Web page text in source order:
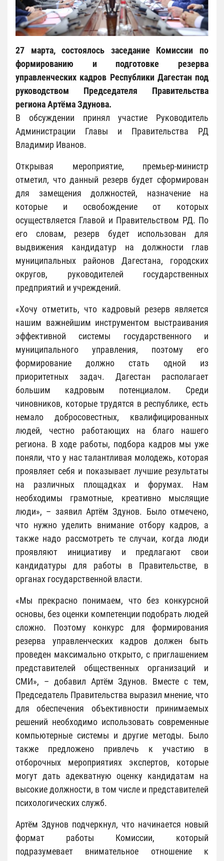
27 марта, состоялось заседание Комиссии по
формированию и подготовке резерва
управленческих кадров Республики Дагестан под
руководством Председателя Правительства
региона Артёма Здунова.
В обсуждении принял участие Руководитель
Администрации Главы и Правительства РД
Владимир Иванов.
Открывая мероприятие, премьер-министр
отметил, что данный резерв будет сформирован
для замещения должностей, назначение на
которые и освобождение от которых
осуществляется Главой и Правительством РД. По
его словам, резерв будет использован для
выдвижения кандидатур на должности глав
муниципальных районов Дагестана, городских
округов, руководителей государственных
предприятий и учреждений.
«Хочу отметить, что кадровый резерв является
нашим важнейшим инструментом выстраивания
эффективной системы государственного и
муниципального управления, поэтому его
формирование должно стать одной из
приоритетных задач. Дагестан располагает
большим кадровым потенциалом. Среди
чиновников, которые трудятся в республике, есть
немало добросовестных, квалифицированных
людей, честно работающих на благо нашего
региона. В ходе работы, подбора кадров мы уже
поняли, что у нас талантливая молодежь, которая
проявляет себя и показывает лучшие результаты
на различных площадках и форумах. Нам
необходимы грамотные, креативно мыслящие
люди», – заявил Артём Здунов. Было отмечено,
что нужно уделить внимание отбору кадров, а
также надо рассмотреть те случаи, когда люди
проявляют инициативу и предлагают свои
кандидатуры для работы в Правительстве, в
органах государственной власти.
«Мы прекрасно понимаем, что без конкурсной
основы, без оценки компетенции подобрать людей
сложно. Поэтому конкурс для формирования
резерва управленческих кадров должен быть
проведен максимально открыто, с приглашением
представителей общественных организаций и
СМИ», – добавил Артём Здунов. Вместе с тем,
Председатель Правительства выразил мнение, что
для обеспечения объективности принимаемых
решений необходимо использовать современные
компьютерные системы и другие методы. Было
также предложено привлечь к участию в
отборочных мероприятиях экспертов, которые
могут дать адекватную оценку кандидатам на
высокие должности, в том числе и представителей
психологических служб.
Артём Здунов подчеркнул, что начинается новый
формат работы Комиссии, который
подразумевает внимательное отношение к